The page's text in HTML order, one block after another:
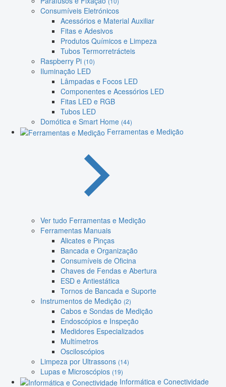
Consumíveis Eletrónicos
Acessórios e Material Auxiliar
Fitas e Adesivos
Produtos Químicos e Limpeza
Tubos Termorretrácteis
Raspberry Pi (10)
Iluminação LED
Lâmpadas e Focos LED
Componentes e Acessórios LED
Fitas LED e RGB
Tubos LED
Domótica e Smart Home (44)
Ferramentas e Medição
Ver tudo Ferramentas e Medição
Ferramentas Manuais
Alicates e Pinças
Bancada e Organização
Consumíveis de Oficina
Chaves de Fendas e Abertura
ESD e Antiestática
Tornos de Bancada e Suporte
Instrumentos de Medição (2)
Cabos e Sondas de Medição
Endoscópios e Inspeção
Medidores Especializados
Multímetros
Osciloscópios
Limpeza por Ultrassons (14)
Lupas e Microscópios (19)
Informática e Conectividade